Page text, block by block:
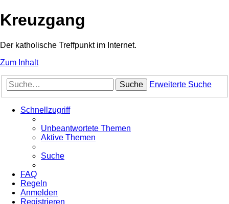
Kreuzgang
Der katholische Treffpunkt im Internet.
Zum Inhalt
Suche Erweiterte Suche
Schnellzugriff
Unbeantwortete Themen
Aktive Themen
Suche
FAQ
Regeln
Anmelden
Registrieren